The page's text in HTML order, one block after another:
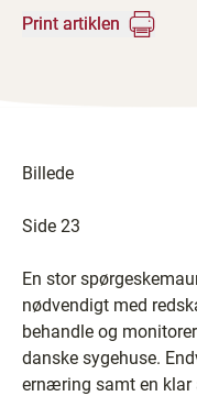
Print artiklen
Billede
Side 23
En stor
nødvendigt med
behandle og
danske sygehuse.
ernæring samt en